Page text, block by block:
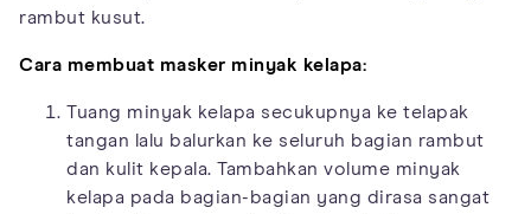
rambut kusut.
Cara membuat masker minyak kelapa:
Tuang minyak kelapa secukupnya ke telapak
tangan lalu balurkan ke seluruh bagian rambut
dan kulit kepala. Tambahkan volume minyak
kelapa pada bagian-bagian yang dirasa sangat